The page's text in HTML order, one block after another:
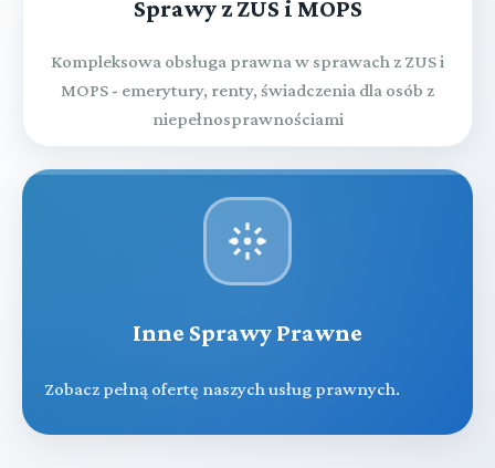
Sprawy z ZUS i MOPS
Kompleksowa obsługa prawna w sprawach z ZUS i
MOPS - emerytury, renty, świadczenia dla osób z
niepełnosprawnościami
Inne Sprawy Prawne
Zobacz pełną ofertę naszych usług prawnych.